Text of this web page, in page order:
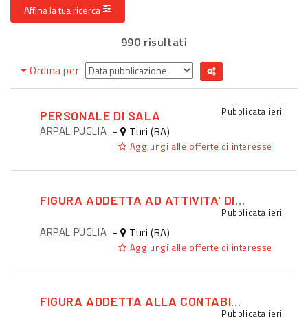
Affina la tua ricerca
990 risultati
Ordina per
PERSONALE DI SALA Pubblicata ieri
ARPAL PUGLIA - Turi (BA)
Aggiungi alle offerte di interesse
FIGURA ADDETTA AD ATTIVITA' DI PROMOZIONE ED EVENTI
Pubblicata ieri
ARPAL PUGLIA - Turi (BA)
Aggiungi alle offerte di interesse
FIGURA ADDETTA ALLA CONTABILITA'
Pubblicata ieri